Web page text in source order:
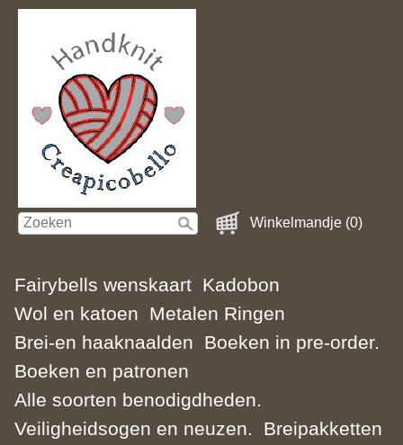
Winkelmandje (0)
Fairybells wenskaart Kadobon
Wol en katoen
Metalen Ringen
Brei-en haaknaalden
Boeken in pre-order.
Boeken en patronen
Alle soorten benodigdheden.
Veiligheidsogen en neuzen.
Breipakketten